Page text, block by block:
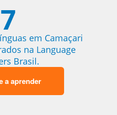
7
em Camaçari
na Language
Brasil.
a aprender